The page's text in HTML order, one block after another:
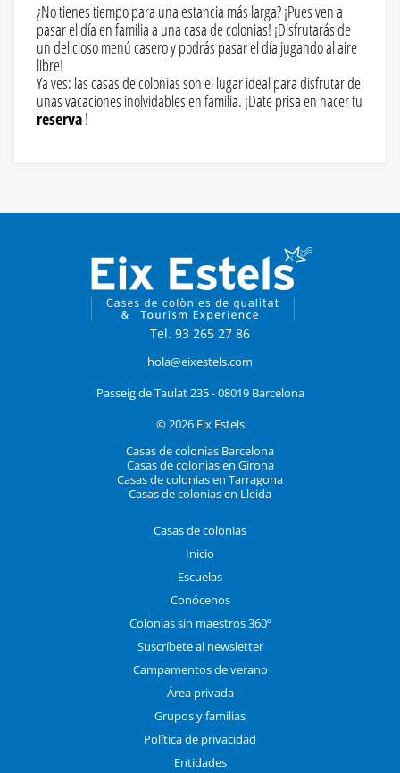
¿No tienes tiempo para una estancia más larga? ¡Pues ven a
pasar el día en familia a una casa de colonias! ¡Disfrutarás de
un delicioso menú casero y podrás pasar el día jugando al aire
libre!
Ya ves: las casas de colonias son el lugar ideal para disfrutar de
unas vacaciones inolvidables en familia. ¡Date prisa en hacer tu
reserva!
Tel. 93 265 27 86
hola@eixestels.com
Passeig de Taulat 235 - 08019 Barcelona
© 2026 Eix Estels
Casas de colonias Barcelona
Casas de colonias en Girona
Casas de colonias en Tarragona
Casas de colonias en Lleida
Casas de colonias
Inicio
Escuelas
Conócenos
Colonias sin maestros 360º
Suscríbete al newsletter
Campamentos de verano
Área privada
Grupos y familias
Política de privacidad
Entidades